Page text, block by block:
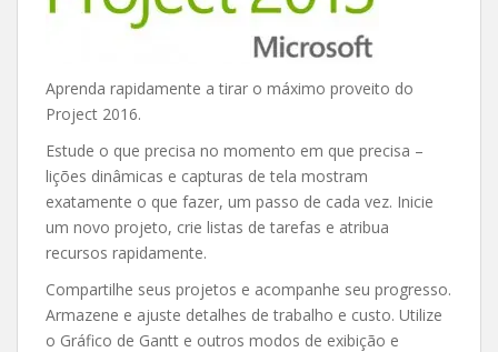
Aprenda rapidamente a tirar o máximo proveito do
Project 2016.
Estude o que precisa no momento em que precisa –
lições dinâmicas e capturas de tela mostram
exatamente o que fazer, um passo de cada vez. Inicie
um novo projeto, crie listas de tarefas e atribua
recursos rapidamente.
Compartilhe seus projetos e acompanhe seu progresso.
Armazene e ajuste detalhes de trabalho e custo. Utilize
o Gráfico de Gantt e outros modos de exibição e